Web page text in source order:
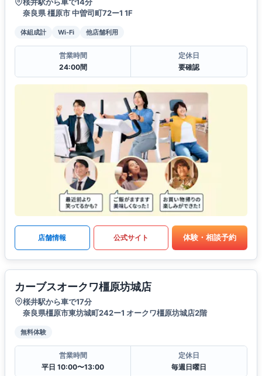
桜井駅から車で14分
奈良県 橿原市 中曽司町72ー1 1F
体組成計 Wi-Fi 他店舗利用
営業時間
24:00間
定休日
要確認
店舗情報 公式サイト 体験・相談予約
カーブスオークワ橿原坊城店
桜井駅から車で17分
奈良県橿原市東坊城町242ー1 オークワ橿原坊城店2階
無料体験
営業時間
平日 10:00〜13:00
定休日
毎週日曜日